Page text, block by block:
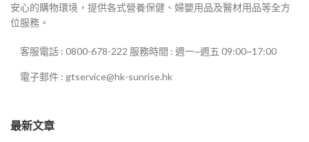
安心的購物環境，提供各式營養保健、婦嬰用品及醫材用品等全方
位服務。
客服電話 : 0800-678-222 服務時間 : 週一~週五 09:00~17:00
電子郵件 : gtservice@hk-sunrise.hk
最新文章